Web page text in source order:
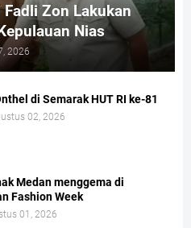
Zon Lakukan
Nias
2026
di Semarak HUT RI ke-81
02, 2026
Medan menggema di
Fashion Week
01, 2026